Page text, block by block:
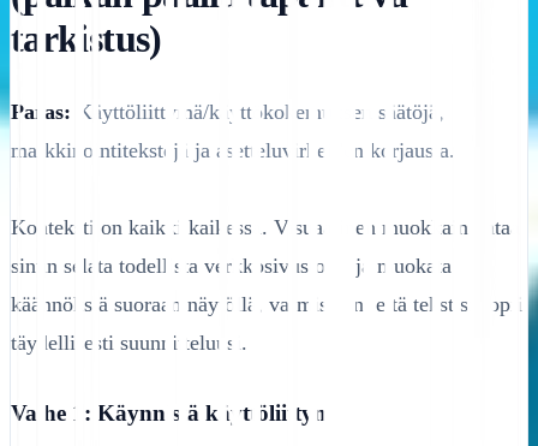
tarkistus)
Paras: Käyttöliittymä/käyttökokemuksen säätöjä,
markkinointitekstejä ja asetteluvirheiden korjausta.
Konteksti on kaikki kaikessa. Visuaalinen muokkain antaa
sinun selata todellista verkkosivustoasi ja muokata
käännöksiä suoraan näytöllä, varmistaen, että tekstisi sopii
täydellisesti suunnitteluusi.
Vaihe 1: Käynnistä käyttöliittymä